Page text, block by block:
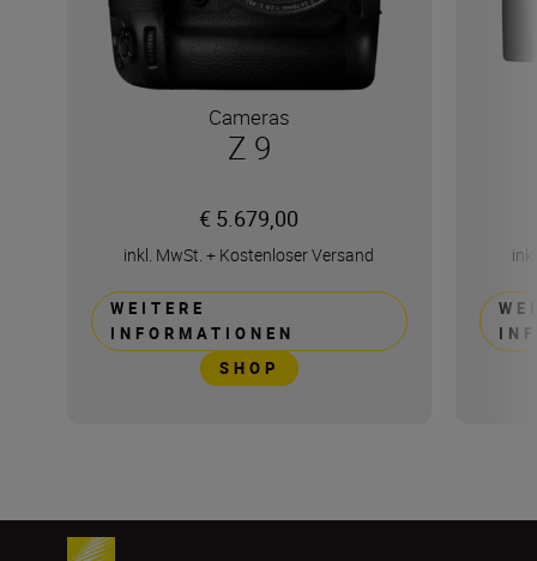
Cameras
Z 9
€ 5.679,00
inkl. MwSt. + Kostenloser Versand
WEITERE
INFORMATIONEN
SHOP